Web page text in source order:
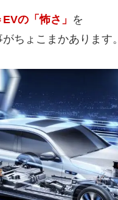
の「怖さ」 を
ちょこまかあります。